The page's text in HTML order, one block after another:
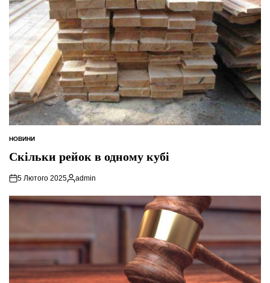
ОПУБЛІКУВАТИ
НОВИНИ
Скільки рейок в одному кубі
5 Лютого 2025
Опубліковано
admin